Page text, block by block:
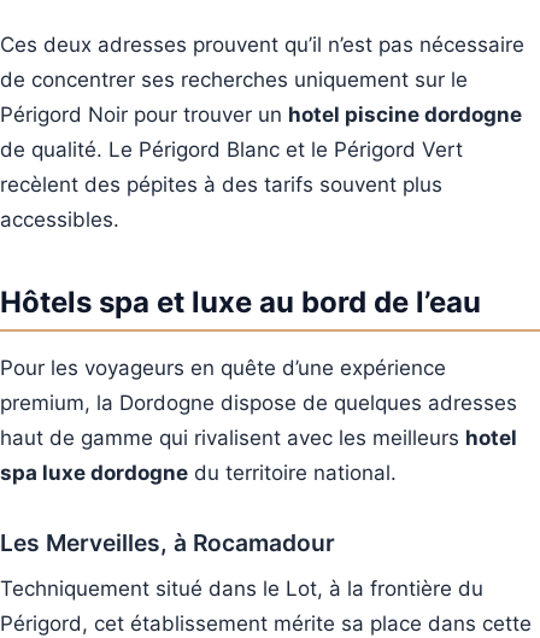
Ces deux adresses prouvent qu’il n’est pas nécessaire
de concentrer ses recherches uniquement sur le
Périgord Noir pour trouver un hotel piscine dordogne
de qualité. Le Périgord Blanc et le Périgord Vert
recèlent des pépites à des tarifs souvent plus
accessibles.
Hôtels spa et luxe au bord de l’eau
Pour les voyageurs en quête d’une expérience
premium, la Dordogne dispose de quelques adresses
haut de gamme qui rivalisent avec les meilleurs hotel
spa luxe dordogne du territoire national.
Les Merveilles, à Rocamadour
Techniquement situé dans le Lot, à la frontière du
Périgord, cet établissement mérite sa place dans cette